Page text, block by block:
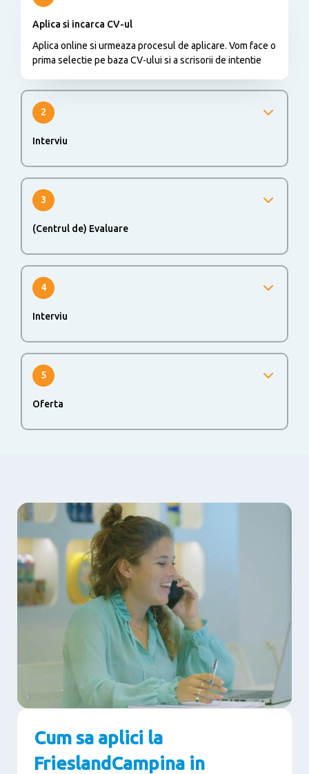
Aplica si incarca CV-ul
Aplica online si urmeaza procesul de aplicare. Vom face o
prima selectie pe baza CV-ului si a scrisorii de intentie
2
Interviu
bine
3
(Centrul de) Evaluare
din procesul de recrutare pentru a putea evalua mai bine
abilitatile si cunostintele tale
4
Interviu
participi la al doilea interviu
5
Oferta
Cum sa aplici la
FrieslandCampina in